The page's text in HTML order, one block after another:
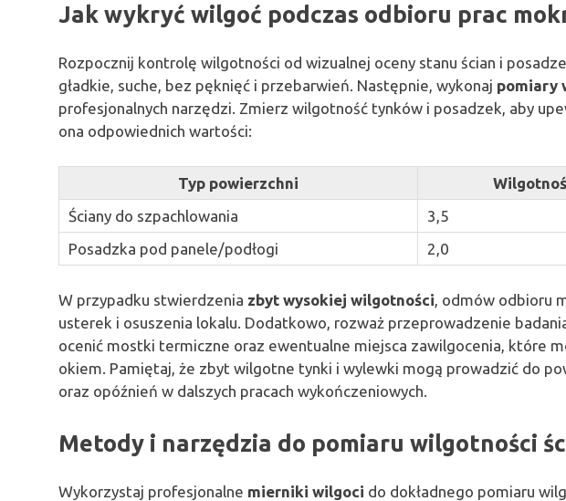
Jak wykryć wilgoć podczas odbioru prac
Rozpocznij kontrolę wilgotności od wizualnej oceny stanu ścian i
gładkie, suche, bez pęknięć i przebarwień. Następnie, wykonaj pomiary
profesjonalnych narzędzi. Zmierz wilgotność tynków i posadzek, aby
ona odpowiednich wartości:
Typ powierzchni
Ściany do szpachlowania
3,5
Posadzka pod panele/podłogi
2,0
W przypadku stwierdzenia zbyt wysokiej wilgotności, odmów odbioru
usterek i osuszenia lokalu. Dodatkowo, rozważ przeprowadzenie
ocenić mostki termiczne oraz ewentualne miejsca zawilgocenia, które
okiem. Pamiętaj, że zbyt wilgotne tynki i wylewki mogą prowadzić do
oraz opóźnień w dalszych pracach wykończeniowych.
Metody i narzędzia do pomiaru wilgotności
Wykorzystaj profesjonalne mierniki wilgoci do dokładnego pomiaru